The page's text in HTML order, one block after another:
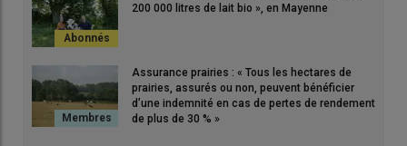
200 000 litres de lait bio », en Mayenne
Assurance prairies : « Tous les hectares de
prairies, assurés ou non, peuvent bénéficier
d’une indemnité en cas de pertes de rendement
de plus de 30 % »